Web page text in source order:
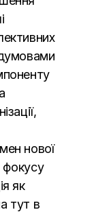
нової
фокусу
як
тут в